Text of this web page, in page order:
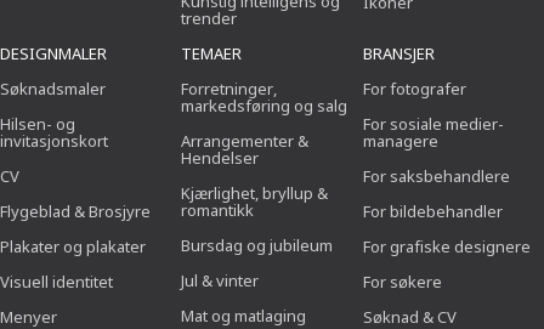
trender
DESIGNMALER
Søknadsmaler
Hilsen- og
invitasjonskort
CV
Flygeblad & Brosjyre
Plakater og plakater
Visuell identitet
Menyer
TEMAER
Forretninger,
markedsføring og salg
Arrangementer &
Hendelser
Kjærlighet, bryllup &
romantikk
Bursdag og jubileum
Jul & vinter
Mat og matlaging
BRANSJER
For fotografer
For sosiale medier-
managere
For saksbehandlere
For bildebehandler
For grafiske designere
For søkere
Søknad & CV